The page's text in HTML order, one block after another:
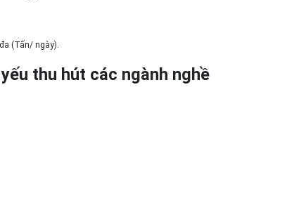
(Tấn/ ngày).
thu hút các ngành nghề